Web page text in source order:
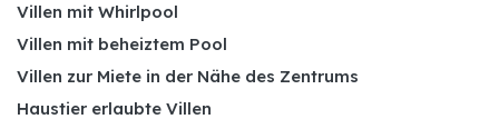
Villen mit Whirlpool
Villen mit beheiztem Pool
Villen zur Miete in der Nähe des Zentrums
Haustier erlaubte Villen